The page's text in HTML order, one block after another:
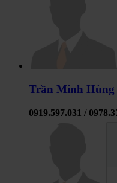
Trần Minh Hùng
0919.597.031 /